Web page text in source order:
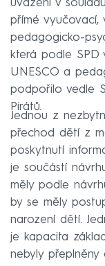
uvážení v
přímé vyučovací,
pedagogicko-
která podle SPD
UNESCO a
podpořilo vedle
Pirátů.
Jednou z
přechod dětí z
poskytnutí
je součástí
měly podle
by se měly
narození dětí.
je kapacita
nebyly